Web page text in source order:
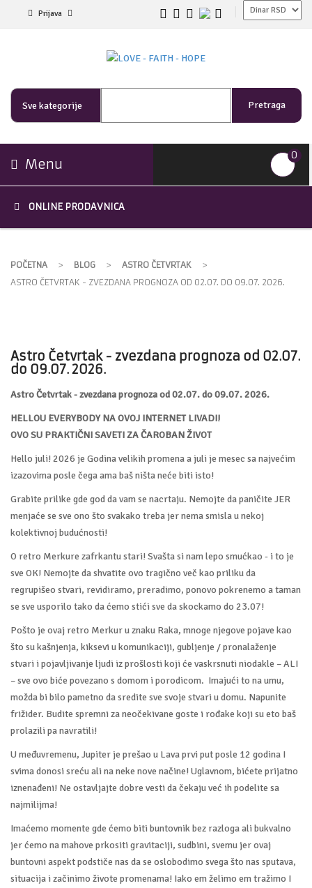
Prijava
Sve kategorije Pretraga
ONLINE PRODAVNICA
Menu
0
POČETNA > BLOG > ASTRO ČETVRTAK
>
ASTRO ČETVRTAK - ZVEZDANA PROGNOZA OD 02.07. DO 09.07. 2026.
Astro Četvrtak - zvezdana prognoza od 02.07.
do 09.07. 2026.
Astro Četvrtak - zvezdana prognoza od 02.07. do 09.07. 2026.
HELLOU EVERYBODY NA OVOJ INTERNET LIVADI!
OVO SU PRAKTIČNI SAVETI ZA ČAROBAN ŽIVOT
Hello juli! 2026 je Godina velikih promena a juli je mesec sa najvećim
izazovima posle čega ama baš ništa neće biti isto!
Grabite prilike gde god da vam se nacrtaju. Nemojte da paničite JER
menjaće se sve ono što svakako treba jer nema smisla u nekoj
kolektivnoj budućnosti!
O retro Merkure zafrkantu stari! Svašta si nam lepo smućkao - i to je
sve OK! Nemojte da shvatite ovo tragično več kao priliku da
regrupišeo stvari, revidiramo, preradimo, ponovo pokrenemo a taman
se sve usporilo tako da ćemo stići sve da skockamo do 23.07!
Pošto je ovaj retro Merkur u znaku Raka, mnoge njegove pojave kao
što su kašnjenja, kiksevi u komunikaciji, gubljenje / pronalaženje
stvari i pojavljivanje ljudi iz prošlosti koji će vaskrsnuti niodakle – ALI
– sve ovo biće povezano s domom i porodicom. Imajući to na umu,
možda bi bilo pametno da sredite sve svoje stvari u domu. Napunite
frižider. Budite spremni za neočekivane goste i rođake koji su eto baš
prolazili pa navratili!
U međuvremenu, Jupiter je prešao u Lava prvi put posle 12 godina I
svima donosi sreću ali na neke nove načine! Uglavnom, bićete prijatno
iznenađeni! Ne ostavljajte dobre vesti da čekaju već ih podelite sa
najmilijma!
Imaćemo momente gde ćemo biti buntovnik bez razloga ali bukvalno
jer ćemo na mahove prkositi gravitaciji, sudbini, svemu jer ovaj
buntovni aspekt podstiče nas da se oslobodimo svega što nas sputava,
situacija i začinimo živote promenama! Iako em želimo em tražimo I